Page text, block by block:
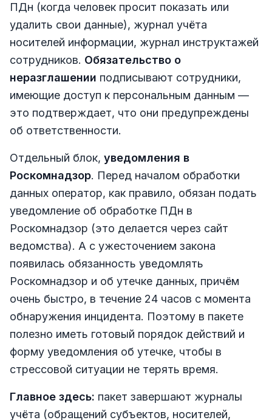
ПДн (когда человек просит показать или
удалить свои данные), журнал учёта
носителей информации, журнал инструктажей
сотрудников. Обязательство о
неразглашении подписывают сотрудники,
имеющие доступ к персональным данным —
это подтверждает, что они предупреждены
об ответственности.
Отдельный блок, уведомления в
Роскомнадзор. Перед началом обработки
данных оператор, как правило, обязан подать
уведомление об обработке ПДн в
Роскомнадзор (это делается через сайт
ведомства). А с ужесточением закона
появилась обязанность уведомлять
Роскомнадзор и об утечке данных, причём
очень быстро, в течение 24 часов с момента
обнаружения инцидента. Поэтому в пакете
полезно иметь готовый порядок действий и
форму уведомления об утечке, чтобы в
стрессовой ситуации не терять время.
Главное здесь: пакет завершают журналы
учёта (обращений субъектов, носителей,